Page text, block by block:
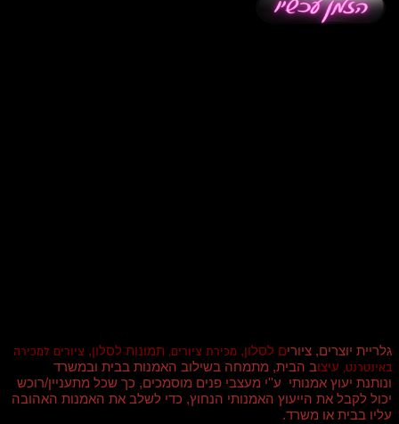
גלריית יוצרים, ציורים לסלון, מכירת ציורים, תמונות לסלון, ציורים למכירה
באינטרנט, עיצוב הבית, מתמחה בשילוב האמנות בבית ובמשרד
ונותנת יעוץ אמנותי ע''י מעצבי פנים מוסמכים, כך שכל מתעניין/רוכש
יכול לקבל את הייעוץ האמנותי הנחוץ, כדי לשלב את האמנות האהובה
עליו בבית או משרד.